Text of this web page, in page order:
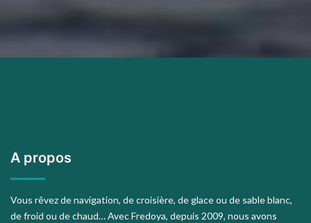
A propos
Vous rêvez de navigation, de croisière, de glace ou de sable blanc,
de froid ou de chaud… Avec Fredoya, depuis 2009, nous avons